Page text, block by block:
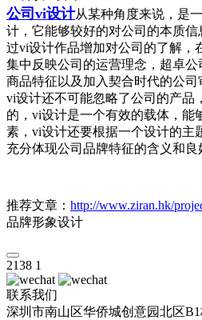
公司vi设计从某种角度来说，是
计，它能够较好的对公司的本质
过vi设计作品增加对公司的了解，
集中反映公司的运营理念，超卓
商品特征以及加入契合时代的公司
vi设计还不可能忽略了公司的产品
的，vi设计是一个有效的载体，能
素，vi设计还要根据一个设计的主
充分体现公司品牌特征的含义和良
推荐文章： http://www.ziran.hk/
品牌形象设计
2138 1
联系我们
深圳市南山区华侨城创意园北区